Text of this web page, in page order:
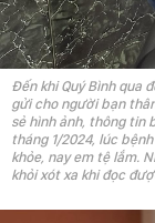
Đến khi Quý Bình qua
gửi cho người bạn
sẻ hình ảnh, thông tin
tháng 1/2024, lúc
khỏe, nay em tệ lắm.
khỏi xót xa khi đọc